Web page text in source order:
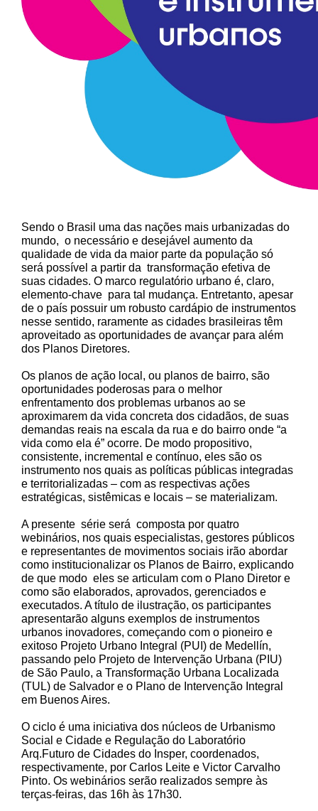
Sendo o Brasil uma das nações mais urbanizadas do
mundo, o necessário e desejável aumento da
qualidade de vida da maior parte da população só
será possível a partir da transformação efetiva de
suas cidades. O marco regulatório urbano é, claro,
elemento-chave para tal mudança. Entretanto, apesar
de o país possuir um robusto cardápio de instrumentos
nesse sentido, raramente as cidades brasileiras têm
aproveitado as oportunidades de avançar para além
dos Planos Diretores.
Os planos de ação local, ou planos de bairro, são
oportunidades poderosas para o melhor
enfrentamento dos problemas urbanos ao se
aproximarem da vida concreta dos cidadãos, de suas
demandas reais na escala da rua e do bairro onde “a
vida como ela é” ocorre. De modo propositivo,
consistente, incremental e contínuo, eles são os
instrumento nos quais as políticas públicas integradas
e territorializadas – com as respectivas ações
estratégicas, sistêmicas e locais – se materializam.
A presente série será composta por quatro
webinários, nos quais especialistas, gestores públicos
e representantes de movimentos sociais irão abordar
como institucionalizar os Planos de Bairro, explicando
de que modo eles se articulam com o Plano Diretor e
como são elaborados, aprovados, gerenciados e
executados. A título de ilustração, os participantes
apresentarão alguns exemplos de instrumentos
urbanos inovadores, começando com o pioneiro e
exitoso Projeto Urbano Integral (PUI) de Medellín,
passando pelo Projeto de Intervenção Urbana (PIU)
de São Paulo, a Transformação Urbana Localizada
(TUL) de Salvador e o Plano de Intervenção Integral
em Buenos Aires.
O ciclo é uma iniciativa dos núcleos de Urbanismo
Social e Cidade e Regulação do Laboratório
Arq.Futuro de Cidades do Insper, coordenados,
respectivamente, por Carlos Leite e Victor Carvalho
Pinto. Os webinários serão realizados sempre às
terças-feiras, das 16h às 17h30.